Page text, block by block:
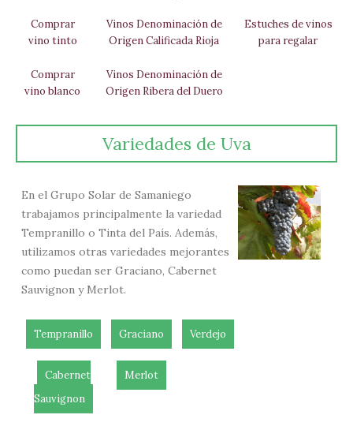
Comprar
vino tinto
Vinos Denominación de
Origen Calificada Rioja
Estuches de vinos
para regalar
Comprar
vino blanco
Vinos Denominación de
Origen Ribera del Duero
Variedades de Uva
En el Grupo Solar de Samaniego
trabajamos principalmente la variedad
Tempranillo o Tinta del País. Además,
utilizamos otras variedades mejorantes
como puedan ser Graciano, Cabernet
Sauvignon y Merlot.
Tempranillo Graciano Verdejo
Cabernet
Sauvignon
Merlot